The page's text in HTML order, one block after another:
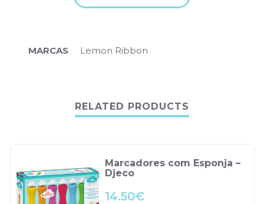
MARCAS Lemon Ribbon
RELATED PRODUCTS
Marcadores com Esponja –
Djeco
14.50€